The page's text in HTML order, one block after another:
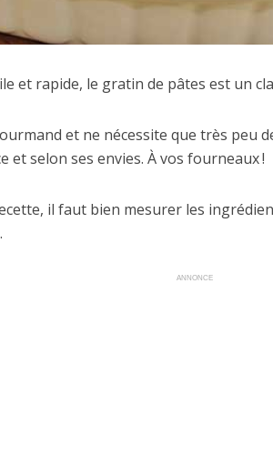
et rapide, le gratin de pâtes est un
et ne nécessite que très peu
et selon ses envies. À vos fourneaux !
il faut bien mesurer les
ANNONCE